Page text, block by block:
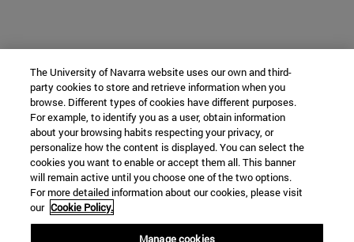
The University of Navarra website uses our own and third-
party cookies to store and retrieve information when you
browse. Different types of cookies have different purposes.
For example, to identify you as a user, obtain information
about your browsing habits respecting your privacy, or
personalize how the content is displayed. You can select the
cookies you want to enable or accept them all. This banner
will remain active until you choose one of the two options.
For more detailed information about our cookies, please visit
our Cookie Policy.
Manage cookies